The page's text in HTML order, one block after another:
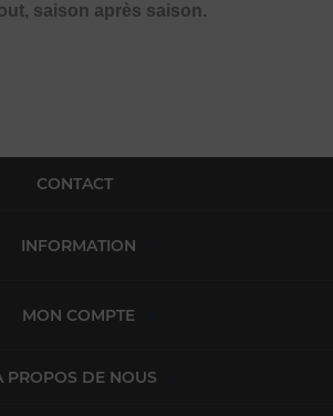
saison après saison.
CONTACT
INFORMATION
MON COMPTE
PROPOS DE NOUS